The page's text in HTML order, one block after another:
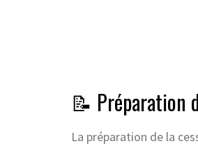
📝 Préparation
La préparation de la